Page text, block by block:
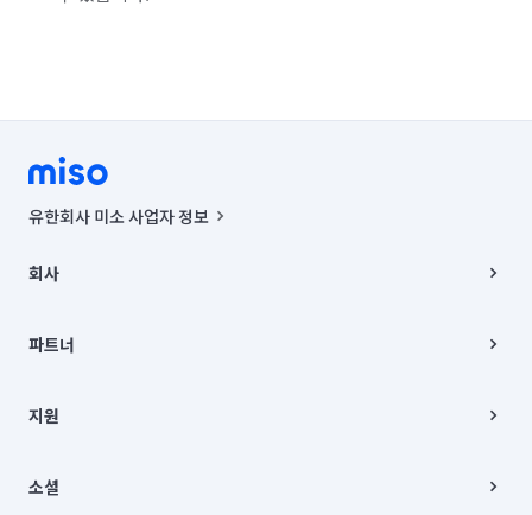
유한회사 미소 사업자 정보
00019 |
주소 | 본사: 서울특별시 종로구 율곡로 6(중학동, 트윈트리빌딩) B동 5층
컨택센터 : 서울특별시 종로구 수송동 율곡로 24, 7층, 8층 미소
상품, 상품정보, 거래에 관한 의무와 책임은 거래당사자에게 있습니다.
언론 보도 관련 문의:
© 유한회사 미소. Miso, Inc. All Rights Reserved.
회사
채용
파트너
이사
지원
이용약관
소셜